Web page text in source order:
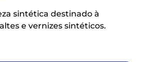
sintética destinado à
e vernizes sintéticos.